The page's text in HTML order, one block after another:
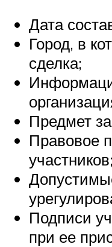
Дата
Город, в
сделка;
Предмет
Правовое
участников;
Подписи
при ее